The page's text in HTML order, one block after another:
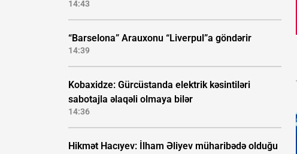
14:43
“Barselona” Arauxonu “Liverpul”a göndərir
14:39
Kobaxidze: Gürcüstanda elektrik kəsintiləri
sabotajla əlaqəli olmaya bilər
14:36
Hikmət Hacıyev: İlham Əliyev müharibədə olduğu